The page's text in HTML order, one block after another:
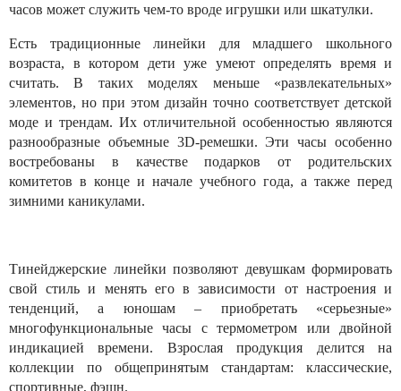
часов может служить чем-то вроде игрушки или шкатулки.
Есть традиционные линейки для младшего школьного
возраста, в котором дети уже умеют определять время и
считать. В таких моделях меньше «развлекательных»
элементов, но при этом дизайн точно соответствует детской
моде и трендам. Их отличительной особенностью являются
разнообразные объемные 3D-ремешки. Эти часы особенно
востребованы в качестве подарков от родительских
комитетов в конце и начале учебного года, а также перед
зимними каникулами.
Тинейджерские линейки позволяют девушкам формировать
свой стиль и менять его в зависимости от настроения и
тенденций, а юношам – приобретать «серьезные»
многофункциональные часы с термометром или двойной
индикацией времени. Взрослая продукция делится на
коллекции по общепринятым стандартам: классические,
спортивные, фэшн.